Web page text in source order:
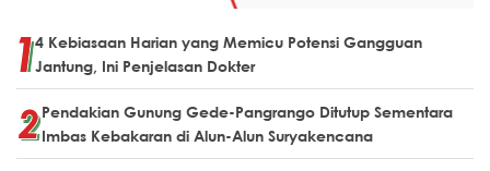
4 Kebiasaan Harian yang Memicu Potensi Gangguan
Jantung, Ini Penjelasan Dokter
Pendakian Gunung Gede-Pangrango Ditutup Sementara
Imbas Kebakaran di Alun-Alun Suryakencana